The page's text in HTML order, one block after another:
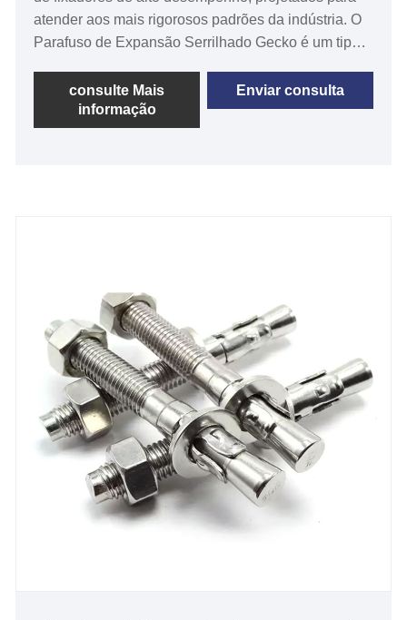
atender aos mais rigorosos padrões da indústria. O
Parafuso de Expansão Serrilhado Gecko é um tipo
serrilhada, que permite expandir e agarrar o material
no qual está parafusado. É frequentemente usado
em situações onde há alto torque ou vibração, pois
consulte Mais
informação
Enviar consulta